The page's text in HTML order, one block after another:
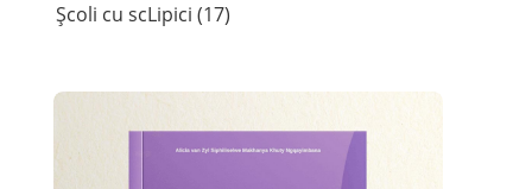
Școli cu scLipici (17)